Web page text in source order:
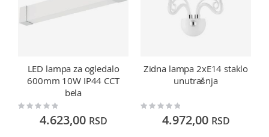
LED lampa za ogledalo
600mm 10W IP44 CCT
bela
Rating:
4.623,00 RSD
Zidna lampa 2xE14 staklo
unutrašnja
Rating:
4.972,00 RSD